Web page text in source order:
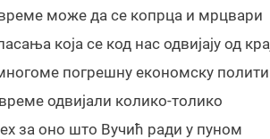
може да се копрца и мрцвари
која се код нас одвијају од
погрешну економску
одвијали колико-толико
за оно што Вучић ради у пуном